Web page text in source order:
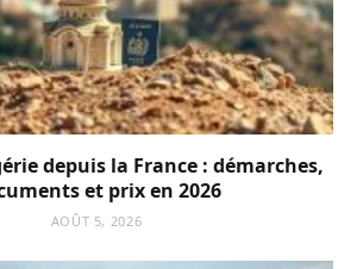
depuis la France : démarches,
et prix en 2026
AOÛT 5, 2026